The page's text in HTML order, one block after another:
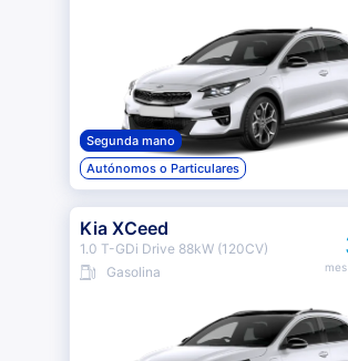
Segunda mano
Autónomos o Particulares
Kia XCeed
1.0 T-GDi Drive 88kW (120CV)
Gasolina
mes